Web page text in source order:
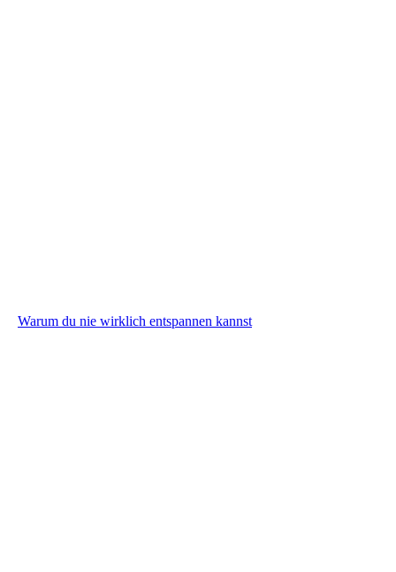
Warum du nie wirklich entspannen kannst